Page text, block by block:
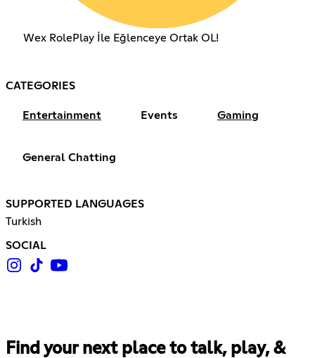
Wex RolePlay İle Eğlenceye Ortak OL!
CATEGORIES
Entertainment Events Gaming
General Chatting
SUPPORTED LANGUAGES
Turkish
SOCIAL
Find your next place to talk, play, &